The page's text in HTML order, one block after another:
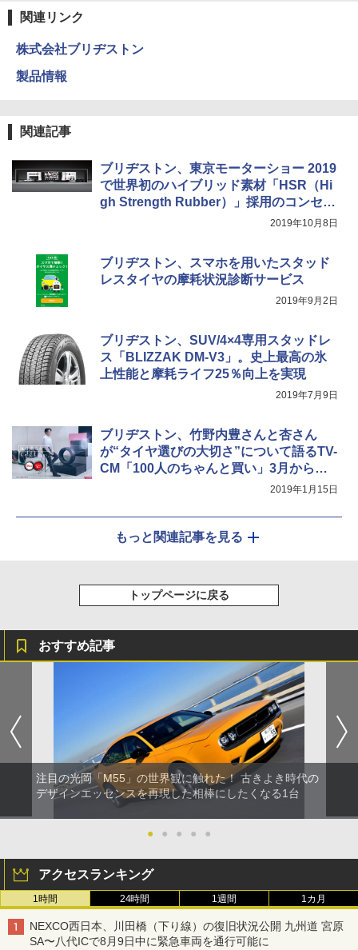
関連リンク
株式会社ブリヂストン
製品情報
関連記事
ブリヂストン、東京モーターショー 2019
で世界初のハイブリッド素材「HSR（Hi
gh Strength Rubber）」採用のコンセプ
2019年10月8日
ブリヂストン、スマホを用いたスタッド
レスタイヤの摩耗状況診断サービス
2019年9月2日
ブリヂストン、SUV/4×4専用スタッドレ
ス「BLIZZAK DM-V3」。史上最高の氷
上性能と摩耗ライフ25％向上を実現
2019年7月9日
ブリヂストン、竹野内豊さんと杏さん
が“タイヤ選びの大切さ”について語るTV-
CM「100人のちゃんと買い」3月から放
2019年1月15日
もっと関連記事を見る
トップページに戻る
おすすめ記事
注目の光岡「M55」の世界観に触れた！ 古きよき時代の
デザインエッセンスを再現した相棒にしたくなる1台
● ● ● ● ●
アクセスランキング
1時間 24時間 1週間 1カ月
NEXCO西日本、川田橋（下り線）の復旧状況公開 九州道 宮原
SA〜八代ICで8月9日中に緊急車両を通行可能に